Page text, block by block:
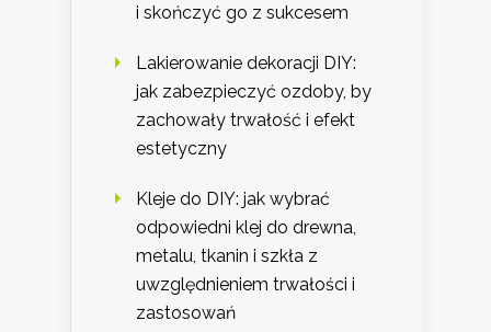
i skończyć go z sukcesem
Lakierowanie dekoracji DIY:
jak zabezpieczyć ozdoby, by
zachowały trwałość i efekt
estetyczny
Kleje do DIY: jak wybrać
odpowiedni klej do drewna,
metalu, tkanin i szkła z
uwzględnieniem trwałości i
zastosowań